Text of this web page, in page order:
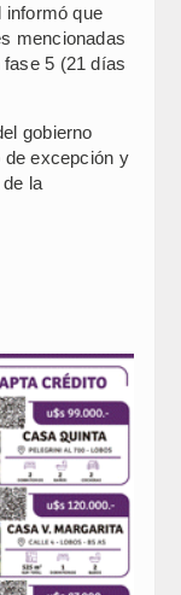
informó que
mencionadas
5 (21 días
gobierno
de excepción y
la